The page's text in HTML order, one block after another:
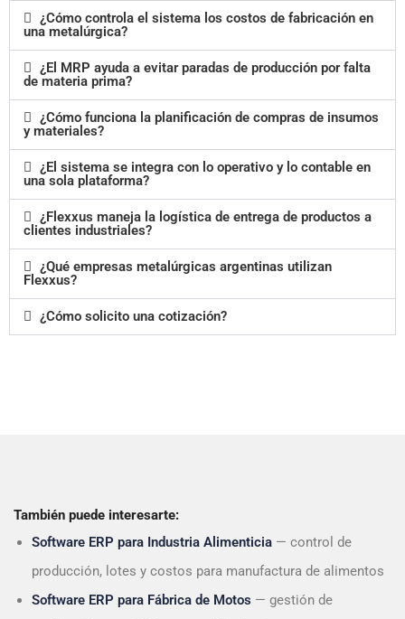
¿Cómo controla el sistema los costos de fabricación en
una metalúrgica?
¿El MRP ayuda a evitar paradas de producción por falta
de materia prima?
¿Cómo funciona la planificación de compras de insumos
y materiales?
¿El sistema se integra con lo operativo y lo contable en
una sola plataforma?
¿Flexxus maneja la logística de entrega de productos a
clientes industriales?
¿Qué empresas metalúrgicas argentinas utilizan
Flexxus?
¿Cómo solicito una cotización?
También puede interesarte:
Software ERP para Industria Alimenticia — control de
producción, lotes y costos para manufactura de alimentos
Software ERP para Fábrica de Motos — gestión de